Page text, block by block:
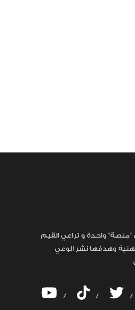
واحدة و تراعي القيم
وهدفها نشر الوعي
/ /